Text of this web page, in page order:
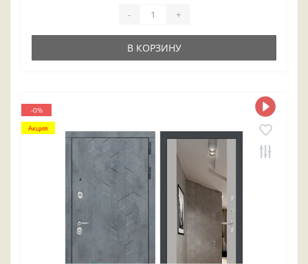
- +
В КОРЗИНУ
-0%
Акция